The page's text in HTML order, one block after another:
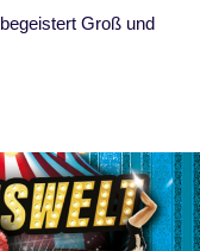
Groß und